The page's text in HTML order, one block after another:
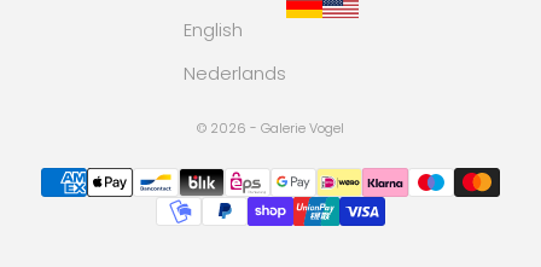
English
Nederlands
© 2026 - Galerie Vogel